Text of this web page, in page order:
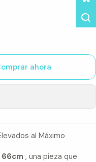
ahora
al Máximo
66cm, una pieza que